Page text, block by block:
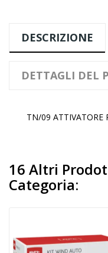
DESCRIZIONE
DETTAGLI DEL
TN/09 ATTIVATORE
16 Altri
Categoria: